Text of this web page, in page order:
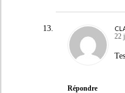
22
Répondre